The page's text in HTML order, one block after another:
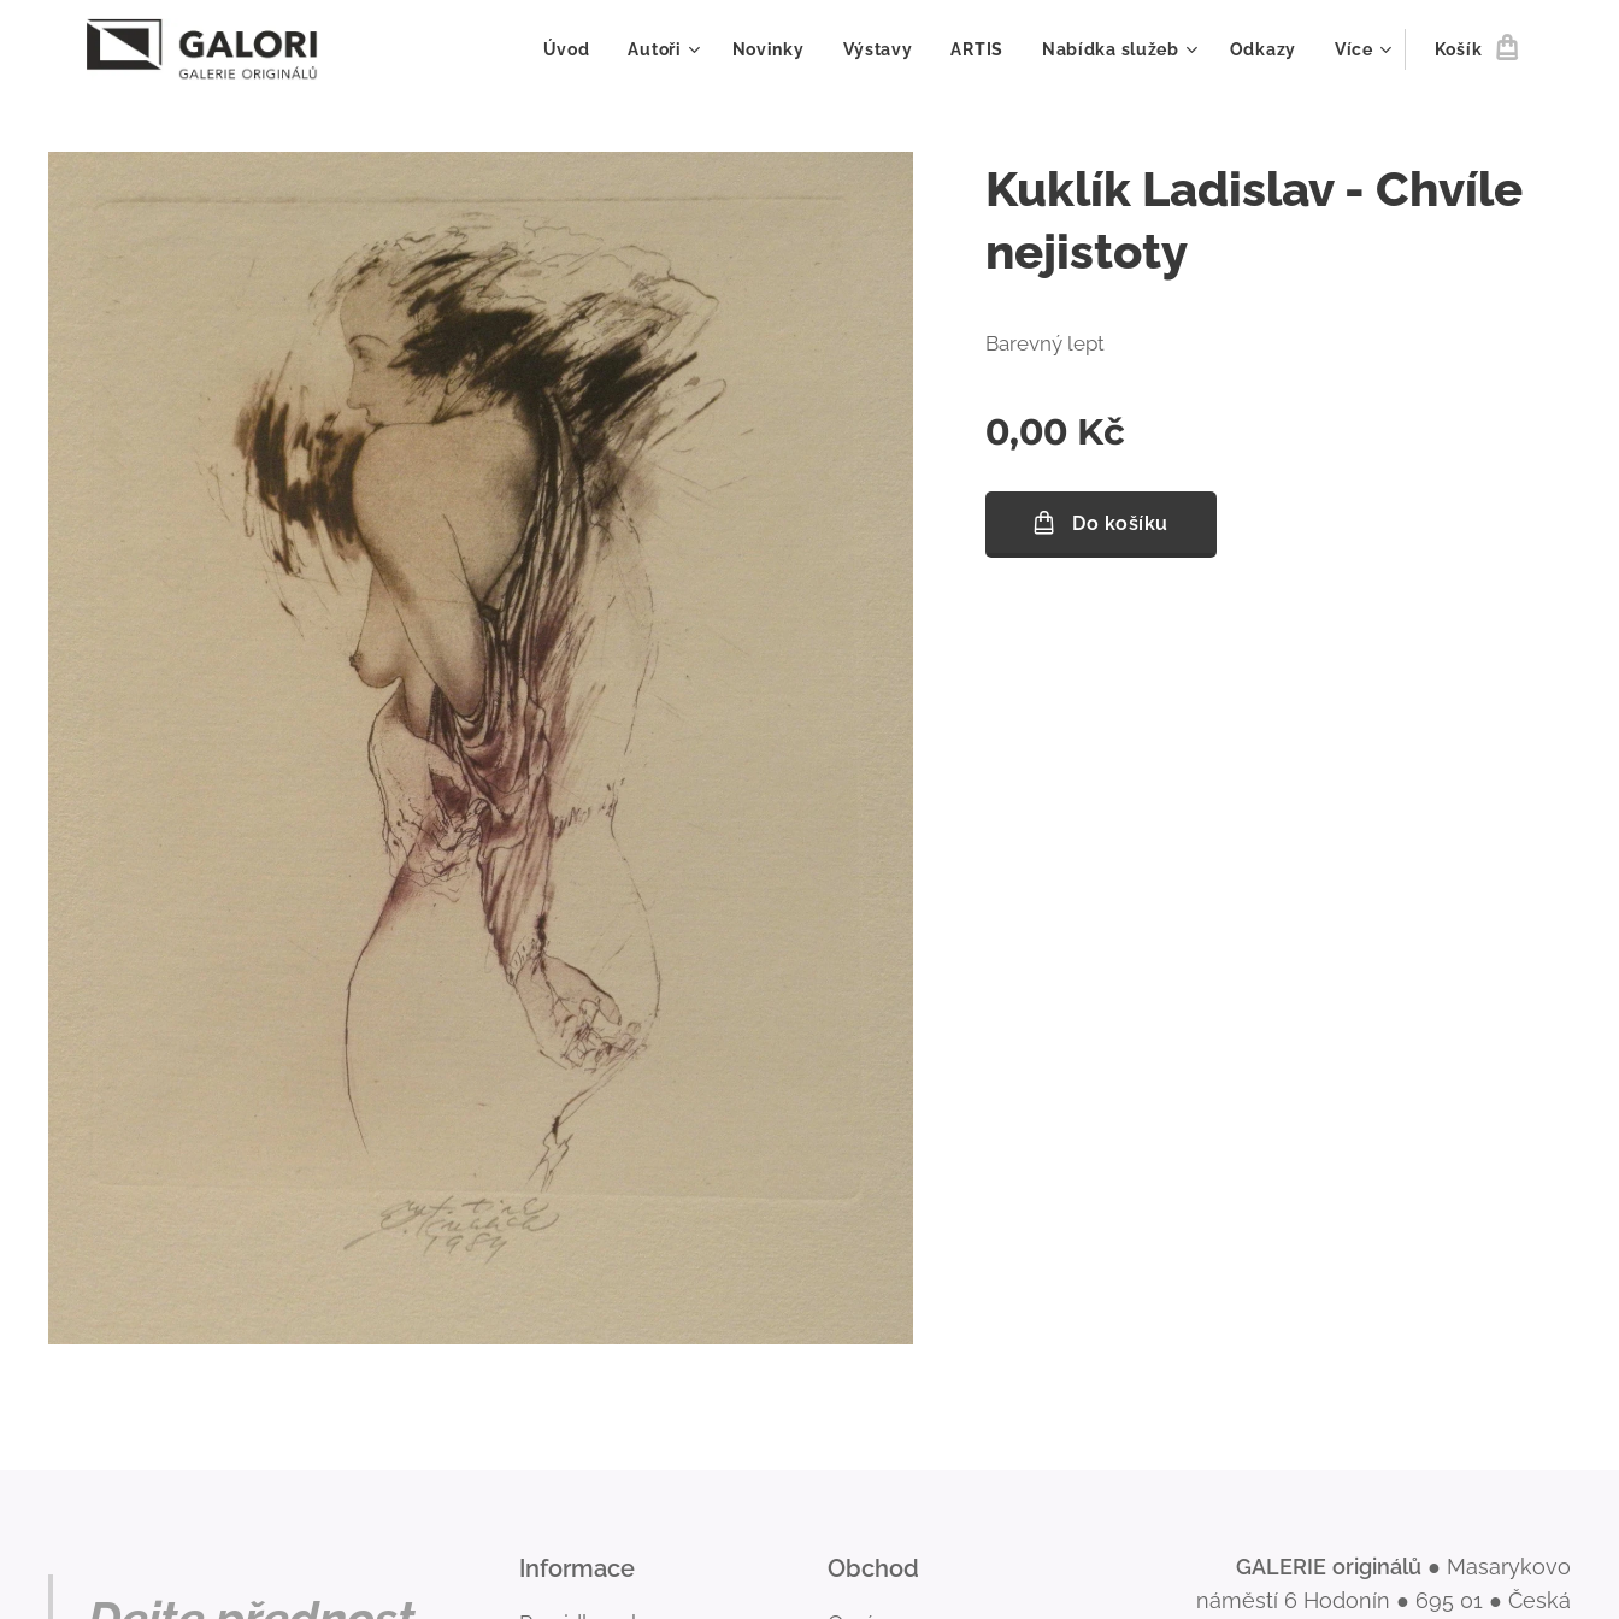
Úvod Autoři Novinky Výstavy ARTIS Nabídka služeb Odkazy Více Košík
Kuklík Ladislav - Chvíle
nejistoty
Barevný lept
0,00 Kč
Do košíku
Informace Obchod GALERIE originálů ● Masarykovo
náměstí 6 Hodonín ● 695 01 ● Česká